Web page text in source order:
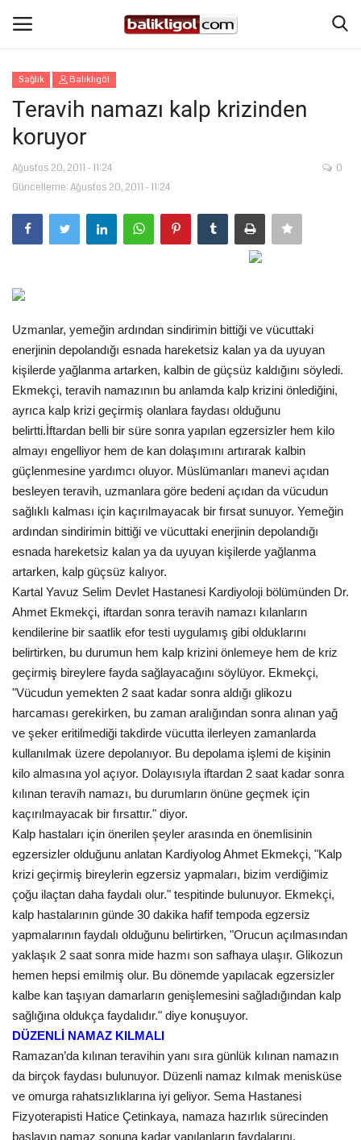
Giriş Yap
Anasayfa
Köşe Yazıları
Magazin
Spor
Gündem
Tekno Bilim
Ekonomi
Siyaset
Galeriler
Yaşam
Künye
Sağlık
İletişim
Kültür Sanat
Sağlık Balıklıgöl
Teravih namazı kalp krizinden
koruyor
Ağustos 20, 2011 - 11:24
Güncelleme: Ağustos 20, 2011 - 11:24
0
Uzmanlar, yemeğin ardından sindirimin bittiği ve vücuttaki
enerjinin depolandığı esnada hareketsiz kalan ya da uyuyan
kişilerde yağlanma artarken, kalbin de güçsüz kaldığını söyledi.
Ekmekçi, teravih namazının bu anlamda kalp krizini önlediğini,
ayrıca kalp krizi geçirmiş olanlara faydası olduğunu
belirtti.İftardan belli bir süre sonra yapılan egzersizler hem kilo
almayı engelliyor hem de kan dolaşımını artırarak kalbin
güçlenmesine yardımcı oluyor. Müslümanları manevi açıdan
besleyen teravih, uzmanlara göre bedeni açıdan da vücudun
sağlıklı kalması için kaçırılmayacak bir fırsat sunuyor. Yemeğin
ardından sindirimin bittiği ve vücuttaki enerjinin depolandığı
esnada hareketsiz kalan ya da uyuyan kişilerde yağlanma
artarken, kalp güçsüz kalıyor.
Kartal Yavuz Selim Devlet Hastanesi Kardiyoloji bölümünden Dr.
Ahmet Ekmekçi, iftardan sonra teravih namazı kılanların
kendilerine bir saatlik efor testi uygulamış gibi olduklarını
belirtirken, bu durumun hem kalp krizini önlemeye hem de kriz
geçirmiş bireylere fayda sağlayacağını söylüyor. Ekmekçi,
"Vücudun yemekten 2 saat kadar sonra aldığı glikozu
harcaması gerekirken, bu zaman aralığından sonra alınan yağ
ve şeker eritilmediği takdirde vücutta ilerleyen zamanlarda
kullanılmak üzere depolanıyor. Bu depolama işlemi de kişinin
kilo almasına yol açıyor. Dolayısıyla iftardan 2 saat kadar sonra
kılınan teravih namazı, bu durumların önüne geçmek için
kaçırılmayacak bir fırsattır." diyor.
Kalp hastaları için önerilen şeyler arasında en önemlisinin
egzersizler olduğunu anlatan Kardiyolog Ahmet Ekmekçi, "Kalp
krizi geçirmiş bireylerin egzersiz yapmaları, bizim verdiğimiz
çoğu ilaçtan daha faydalı olur." tespitinde bulunuyor. Ekmekçi,
kalp hastalarının günde 30 dakika hafif tempoda egzersiz
yapmalarının faydalı olduğunu belirtirken, "Orucun açılmasından
yaklaşık 2 saat sonra mide hazmı son safhaya ulaşır. Glikozun
hemen hepsi emilmiş olur. Bu dönemde yapılacak egzersizler
kalbe kan taşıyan damarların genişlemesini sağladığından kalp
sağlığına oldukça faydalıdır." diye konuşuyor.
DÜZENLİ NAMAZ KILMALI
Ramazan’da kılınan teravihin yanı sıra günlük kılınan namazın
da birçok faydası bulunuyor. Düzenli namaz kılmak menisküse
ve omurga rahatsızlıklarına iyi geliyor. Sema Hastanesi
Fizyoterapisti Hatice Çetinkaya, namaza hazırlık sürecinden
başlayıp namaz sonuna kadar yapılanların faydalarını,